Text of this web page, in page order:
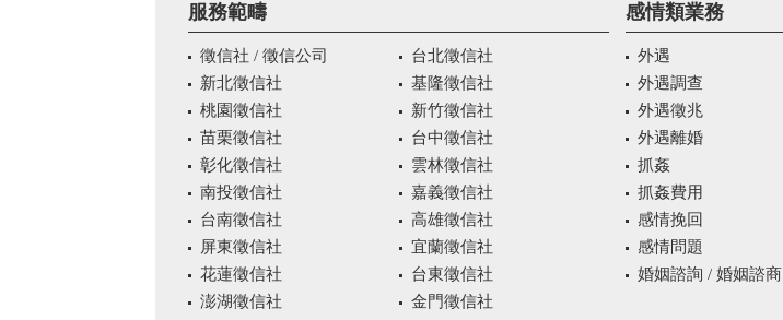
服務範疇
徵信社 / 徵信公司
台北徵信社
新北徵信社
基隆徵信社
桃園徵信社
新竹徵信社
苗栗徵信社
台中徵信社
彰化徵信社
雲林徵信社
南投徵信社
嘉義徵信社
台南徵信社
高雄徵信社
屏東徵信社
宜蘭徵信社
花蓮徵信社
台東徵信社
澎湖徵信社
金門徵信社
感情類業務
外遇
外遇調查
外遇徵兆
外遇離婚
抓姦
抓姦費用
感情挽回
感情問題
婚姻諮詢 / 婚姻諮商